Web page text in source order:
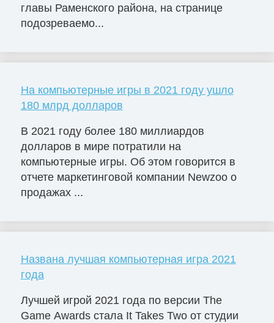
главы Раменского района, на странице
подозреваемо...
На компьютерные игры в 2021 году ушло
180 млрд долларов
В 2021 году более 180 миллиардов
долларов в мире потратили на
компьютерные игры. Об этом говорится в
отчете маркетинговой компании Newzoo о
продажах ...
Названа лучшая компьютерная игра 2021
года
Лучшей игрой 2021 года по версии The
Game Awards стала It Takes Two от студии